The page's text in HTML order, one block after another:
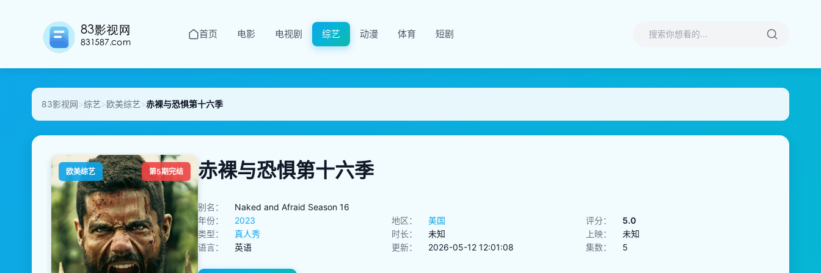
首页 电影 电视剧 综艺 动漫 体育 短剧
83影视网>综艺>欧美综艺>赤裸与恐惧第十六季
欧美综艺 第5期完结 赤裸与恐惧第十六季
别名：
Naked and Afraid Season 16
年份：
2023 地区： 美国 评分：
5.0
类型：
真人秀 时长： 未知 上映：
未知
语言：
英语 更新： 2026-05-12 12:01:08 集数： 5